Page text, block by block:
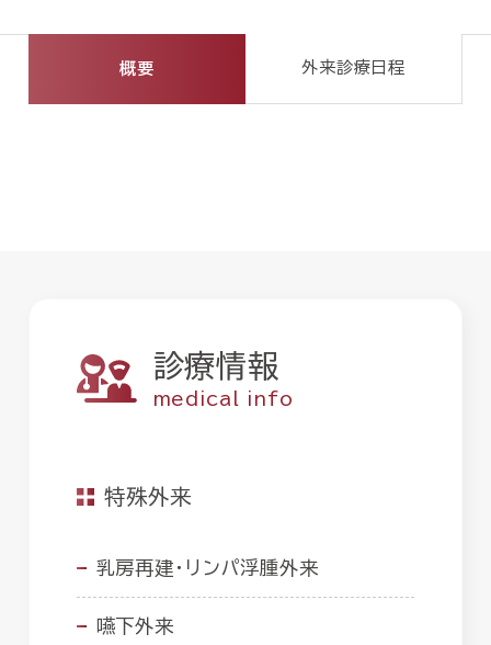
概要 外来診療日程
診療情報
medical info
特殊外来
乳房再建・リンパ浮腫外来
嚥下外来